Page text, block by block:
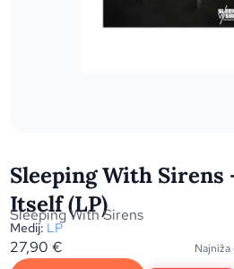
Sleeping With Sirens
Itself (LP)
Sleeping With Sirens
Medij: LP
27,90€